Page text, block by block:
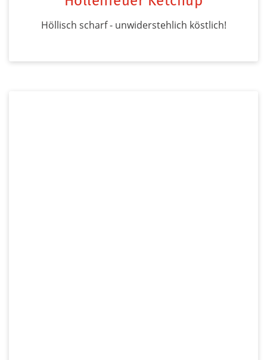
Höllisch scharf - unwiderstehlich köstlich!